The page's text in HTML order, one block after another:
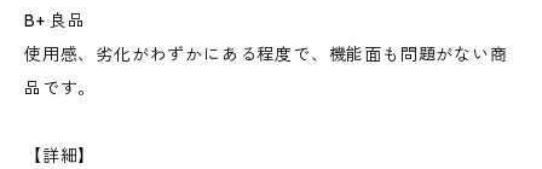
B+ 良品
使用感、劣化がわずかにある程度で、機能面も問題がない商
品です。
【詳細】